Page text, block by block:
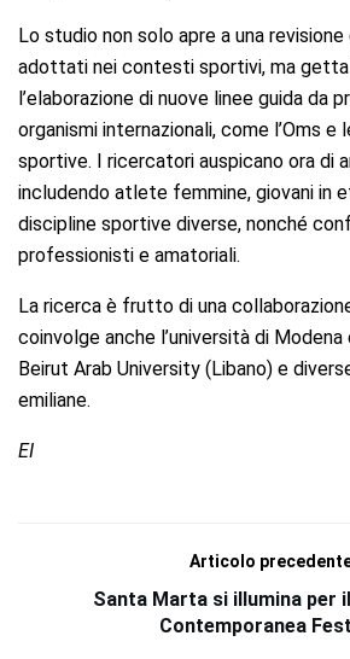
Lo studio non solo apre a una
adottati nei contesti sportivi, ma getta
l’elaborazione di nuove linee guida da
organismi internazionali, come l’Oms e
sportive. I ricercatori auspicano ora di
includendo atlete femmine, giovani in
discipline sportive diverse, nonché
professionisti e amatoriali.
La ricerca è frutto di una
coinvolge anche l’università di Modena
Beirut Arab University (Libano) e
emiliane.
EI
Articolo
Santa Marta si illumina per
Contemporanea